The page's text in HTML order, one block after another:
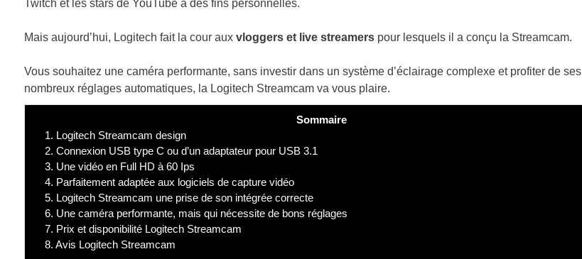
Twitch et les stars de YouTube à des fins personnelles.
Mais aujourd’hui, Logitech fait la cour aux vloggers et live streamerspour lesquels il a conçu la Streamcam.
Vous souhaitez une caméra performante, sans investir dans un système d’éclairage complexe et profiter de ses
nombreux réglages automatiques, la Logitech Streamcam va vous plaire.
Sommaire
1. Logitech Streamcam design
2. Connexion USB type C ou d’un adaptateur pour USB 3.1
3. Une vidéo en Full HD à 60 Ips
4. Parfaitement adaptée aux logiciels de capture vidéo
5. Logitech Streamcam une prise de son intégrée correcte
6. Une caméra performante, mais qui nécessite de bons réglages
7. Prix et disponibilité Logitech Streamcam
8. Avis Logitech Streamcam